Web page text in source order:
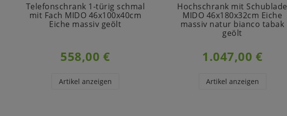
Telefonschrank 1-türig schmal
mit Fach MIDO 46x100x40cm
Eiche massiv geölt
558,00 €
Artikel anzeigen
Hochschrank mit Schublade
MIDO 46x180x32cm Eiche
massiv natur bianco tabak
geölt
1.047,00 €
Artikel anzeigen